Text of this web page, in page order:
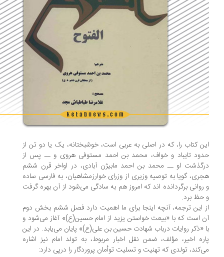
کتاب را، که در اصلی به عربی است، خوشبختانه، یک یا دو تن از
تایباد و خواف، محمد بن احمد مستوفی هروی و ــ پس از
او ــ محمد بن احمد مابیژن آبادی، در اواخر قرن ششم
گویا به توصیه وزیری از وزرای خوارزمشاهیان، به فارسی ساده
برگردانده اند که امروز هم به سادگی می‌شود از آن بهره گرفت
برد.
این ترجمه، آنچه اینجا برای ما اهمیت دارد فصل ششم بخش دوم
است که با «بیعت خواستن یزید از امام حسین(ع)» آغاز می‌شود و
«ذکر روایات درباب شهادت حسین بن علی(ع)» پایان می‌یابد. در این
اخیر، مؤلف، ضمن نقل اخبار مربوط، به تولد امام نیز اشاره
تولدی که تهنیت و تسلیت توأمان پروردگار را درپی دارد: